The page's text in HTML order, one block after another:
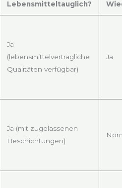
Lebensmitteltauglich?
Ja
(lebensmittelverträgliche
Qualitäten verfügbar)
Ja
Ja (mit zugelassenen
Beschichtungen)